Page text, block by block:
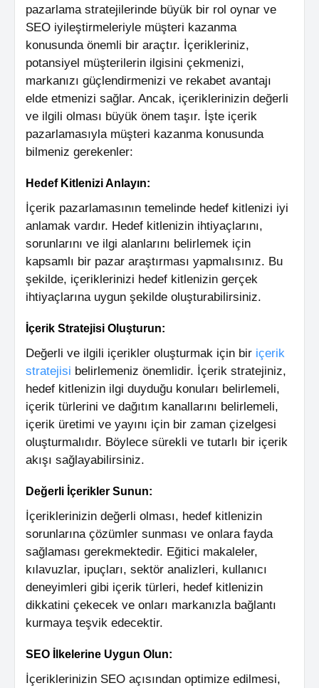
pazarlama stratejilerinde büyük bir rol oynar ve
SEO iyileştirmeleriyle müşteri kazanma
konusunda önemli bir araçtır. İçerikleriniz,
potansiyel müşterilerin ilgisini çekmenizi,
markanızı güçlendirmenizi ve rekabet avantajı
elde etmenizi sağlar. Ancak, içeriklerinizin değerli
ve ilgili olması büyük önem taşır. İşte içerik
pazarlamasıyla müşteri kazanma konusunda
bilmeniz gerekenler:
Hedef Kitlenizi Anlayın:
İçerik pazarlamasının temelinde hedef kitlenizi iyi
anlamak vardır. Hedef kitlenizin ihtiyaçlarını,
sorunlarını ve ilgi alanlarını belirlemek için
kapsamlı bir pazar araştırması yapmalısınız. Bu
şekilde, içeriklerinizi hedef kitlenizin gerçek
ihtiyaçlarına uygun şekilde oluşturabilirsiniz.
İçerik Stratejisi Oluşturun:
Değerli ve ilgili içerikler oluşturmak için bir içerik
stratejisi belirlemeniz önemlidir. İçerik stratejiniz,
hedef kitlenizin ilgi duyduğu konuları belirlemeli,
içerik türlerini ve dağıtım kanallarını belirlemeli,
içerik üretimi ve yayını için bir zaman çizelgesi
oluşturmalıdır. Böylece sürekli ve tutarlı bir içerik
akışı sağlayabilirsiniz.
Değerli İçerikler Sunun:
İçeriklerinizin değerli olması, hedef kitlenizin
sorunlarına çözümler sunması ve onlara fayda
sağlaması gerekmektedir. Eğitici makaleler,
kılavuzlar, ipuçları, sektör analizleri, kullanıcı
deneyimleri gibi içerik türleri, hedef kitlenizin
dikkatini çekecek ve onları markanızla bağlantı
kurmaya teşvik edecektir.
SEO İlkelerine Uygun Olun:
İçeriklerinizin SEO açısından optimize edilmesi,